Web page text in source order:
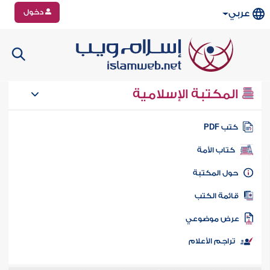
عربي دخول
المكتبة الإسلامية
كتب PDF
كتاب الأمة
المكتبة
الكتب
موضوعي